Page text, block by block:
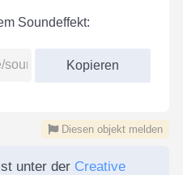
Soundeffekt:
Kopieren
Diesen objekt melden
unter der Creative